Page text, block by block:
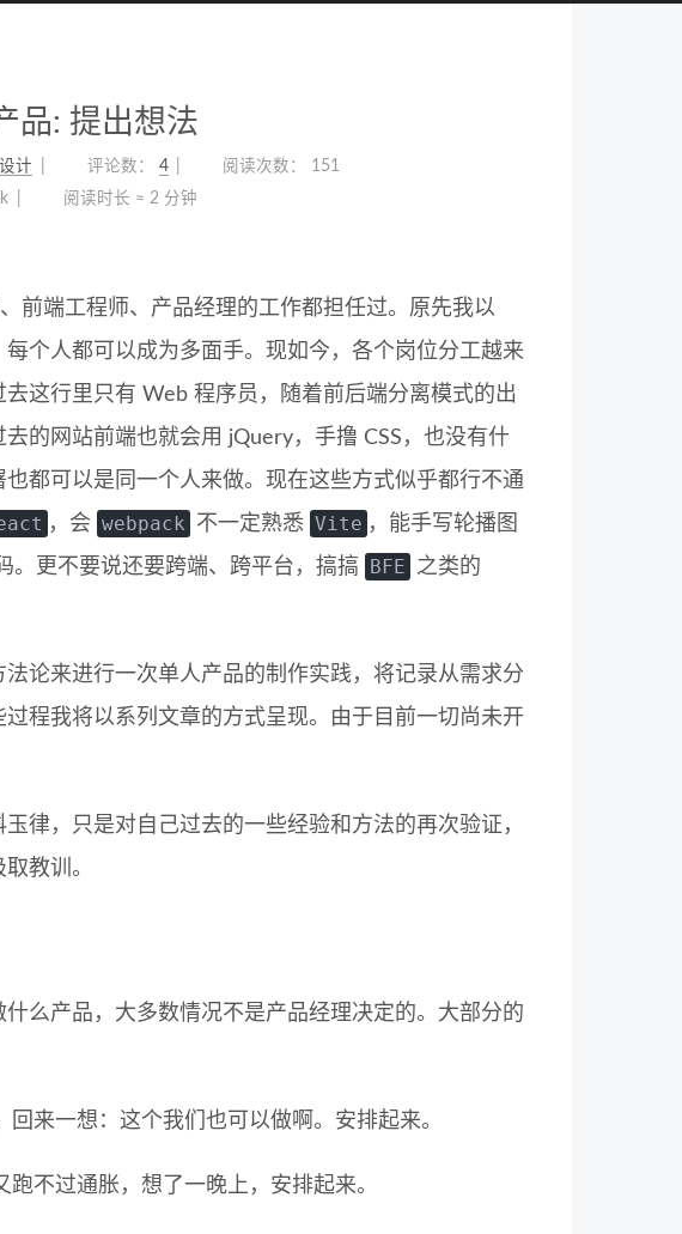
品: 提出想法
设计 评论数： 4 阅读次数：
151
阅读时长 ≈ 2 分钟
前端工程师、产品经理的工作都担任过。原先我以
个人都可以成为多面手。现如今，各个岗位分工越来
这行里只有 Web 程序员，随着前后端分离模式的出
的网站前端也就会用 jQuery，手撸 CSS，也没有什
都可以是同一个人来做。现在这些方式似乎都行不通
，会 webpack 不一定熟悉 Vite ，能手写轮播图
。更不要说还要跨端、跨平台，搞搞 BFE
之类的
论来进行一次单人产品的制作实践，将记录从需求分
程我将以系列文章的方式呈现。由于目前一切尚未开
律，只是对自己过去的一些经验和方法的再次验证，
教训。
么产品，大多数情况不是产品经理决定的。大部分的
来一想：这个我们也可以做啊。安排起来。
不过通胀，想了一晚上，安排起来。